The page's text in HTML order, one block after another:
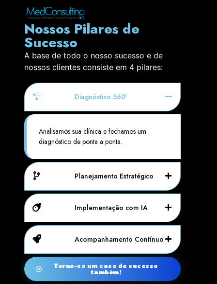
Nossos Pilares de
Sucesso
A base de todo o nosso sucesso e de
nossos clientes consiste em 4 pilares:
Diagnóstico 360º
Analisamos sua clínica e fechamos um
diagnóstico de ponta a ponta.
Planejamento Estratégico
Implementação com IA
Acompanhamento Contínuo
Torne-se um case de sucesso
também!